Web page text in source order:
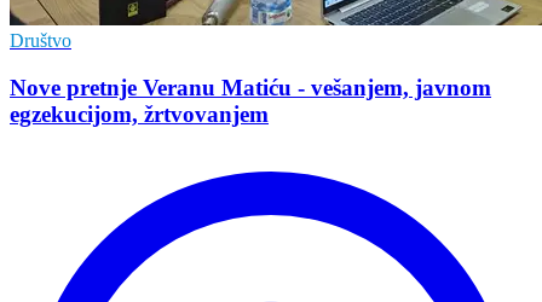
Društvo
Nove pretnje Veranu Matiću - vešanjem, javnom
egzekucijom, žrtvovanjem